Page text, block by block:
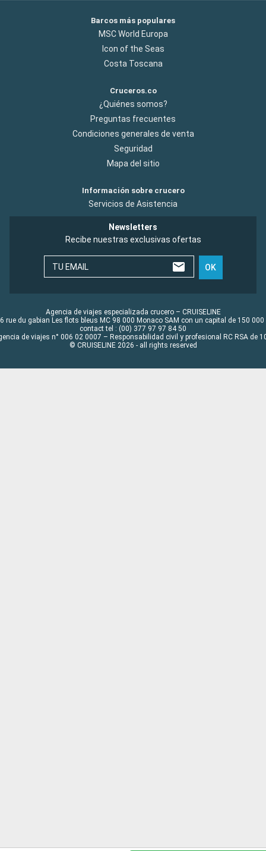
Barcos más populares
MSC World Europa
Icon of the Seas
Costa Toscana
Cruceros.co
¿Quiénes somos?
Preguntas frecuentes
Condiciones generales de venta
Seguridad
Mapa del sitio
Información sobre crucero
Servicios de Asistencia
Newsletters
Recibe nuestras exclusivas ofertas
TU EMAIL OK
Agencia de viajes especializada crucero – CRUISELINE
rue du gabian Les flots bleus MC 98 000 Monaco SAM con un capital de 150 000
contact tel : (00) 377 97 97 84 50
de viajes n° 006 02 0007 – Responsabilidad civil y profesional RC RSA de
© CRUISELINE 2026 - all rights reserved